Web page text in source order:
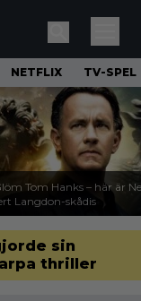
NETFLIX TV-SPEL
Tom Hanks – här är
Langdon-skådis
sin
thriller